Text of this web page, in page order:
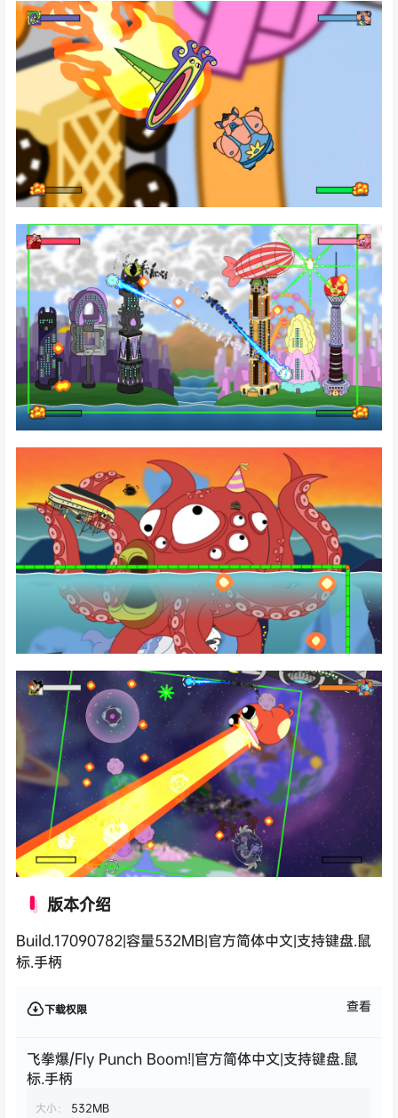
版本介绍
Build.17090782|容量532MB|官方简体中文|支持键盘.鼠
标.手柄
下载权限 查看
飞拳爆/Fly Punch Boom!|官方简体中文|支持键盘.鼠
标.手柄
大小：
532MB